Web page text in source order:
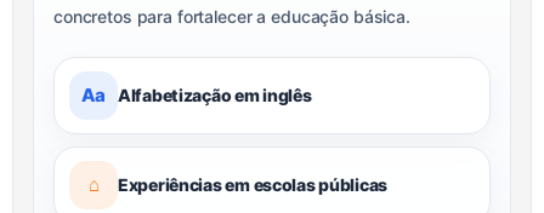
concretos para fortalecer a educação básica.
Aa Alfabetização em inglês
⌂ Experiências em escolas públicas